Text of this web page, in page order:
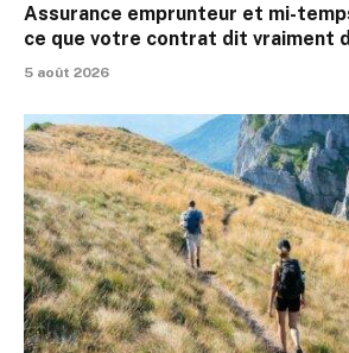
Assurance emprunteur et mi-
ce que votre contrat dit vraiment
5 août 2026